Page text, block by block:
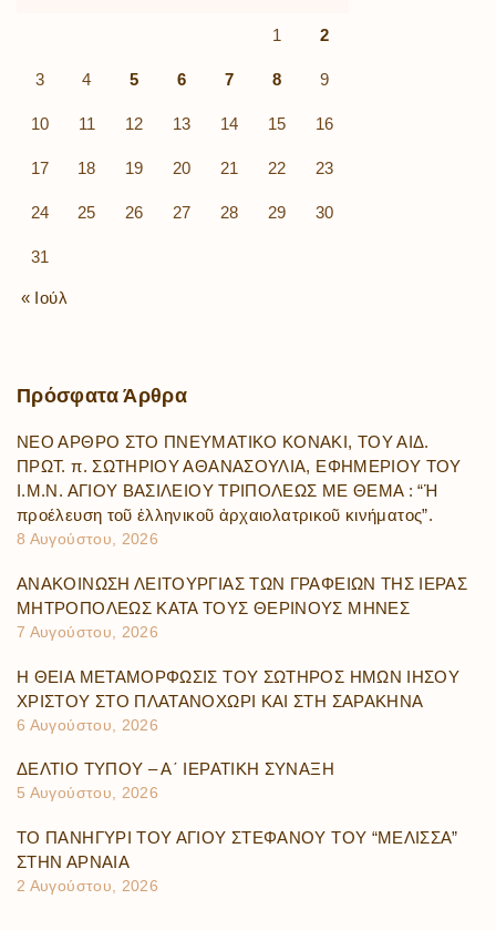
1 2
3 4 5 6 7 8 9
10 11 12 13 14 15 16
17 18 19 20 21 22 23
24 25 26 27 28 29 30
31
« Ιούλ
Πρόσφατα Άρθρα
ΝΕΟ ΑΡΘΡΟ ΣΤΟ ΠΝΕΥΜΑΤΙΚΟ ΚΟΝΑΚΙ, ΤΟΥ ΑΙΔ.
ΠΡΩΤ. π. ΣΩΤΗΡΙΟΥ ΑΘΑΝΑΣΟΥΛΙΑ, ΕΦΗΜΕΡΙΟΥ ΤΟΥ
Ι.Μ.Ν. ΑΓΙΟΥ ΒΑΣΙΛΕΙΟΥ ΤΡΙΠΟΛΕΩΣ ΜΕ ΘΕΜΑ : “Ἡ
προέλευση τοῦ ἑλληνικοῦ ἀρχαιολατρικοῦ κινήματος”.
8 Αυγούστου, 2026
ΑΝΑΚΟΙΝΩΣΗ ΛΕΙΤΟΥΡΓΙΑΣ ΤΩΝ ΓΡΑΦΕΙΩΝ ΤΗΣ ΙΕΡΑΣ
ΜΗΤΡΟΠΟΛΕΩΣ ΚΑΤΑ ΤΟΥΣ ΘΕΡΙΝΟΥΣ ΜΗΝΕΣ
7 Αυγούστου, 2026
Η ΘΕΙΑ ΜΕΤΑΜΟΡΦΩΣΙΣ ΤΟΥ ΣΩΤΗΡΟΣ ΗΜΩΝ ΙΗΣΟΥ
ΧΡΙΣΤΟΥ ΣΤΟ ΠΛΑΤΑΝΟΧΩΡΙ ΚΑΙ ΣΤΗ ΣΑΡΑΚΗΝΑ
6 Αυγούστου, 2026
ΔΕΛΤΙΟ ΤΥΠΟΥ – Α΄ ΙΕΡΑΤΙΚΗ ΣΥΝΑΞΗ
5 Αυγούστου, 2026
ΤΟ ΠΑΝΗΓΥΡΙ ΤΟΥ ΑΓΙΟΥ ΣΤΕΦΑΝΟΥ ΤΟΥ “ΜΕΛΙΣΣΑ”
ΣΤΗΝ ΑΡΝΑΙΑ
2 Αυγούστου, 2026